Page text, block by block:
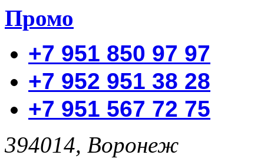
Промо
+7 951 850 97 97
+7 952 951 38 28
+7 951 567 72 75
394014, Воронеж